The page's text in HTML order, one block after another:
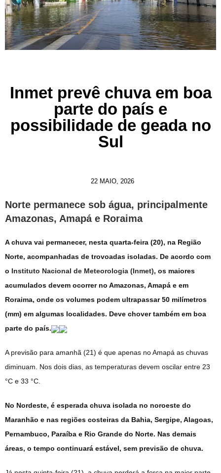
Inmet prevê chuva em boa
parte do país e
possibilidade de geada no
Sul
22 MAIO, 2026
Norte permanece sob água, principalmente
Amazonas, Amapá e Roraima
A chuva vai permanecer, nesta quarta-feira (20), na Região
Norte, acompanhadas de trovoadas isoladas. De acordo com
o Instituto Nacional de Meteorologia (Inmet), os maiores
acumulados devem ocorrer no Amazonas, Amapá e em
Roraima, onde os volumes podem ultrapassar 50 milímetros
(mm) em algumas localidades. Deve chover também em boa
parte do país.
A previsão para amanhã (21) é que apenas no Amapá as chuvas
diminuam. Nos dois dias, as temperaturas devem oscilar entre 23
°C e 33 °C.
No Nordeste, é esperada chuva isolada no noroeste do
Maranhão e nas regiões costeiras da Bahia, Sergipe, Alagoas,
Pernambuco, Paraíba e Rio Grande do Norte. Nas demais
áreas, o tempo continuará estável, sem previsão de chuva.